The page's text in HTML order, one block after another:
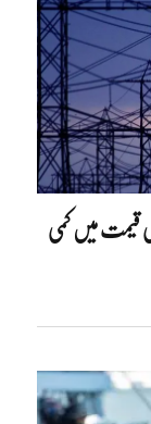
قیمت میں کمی